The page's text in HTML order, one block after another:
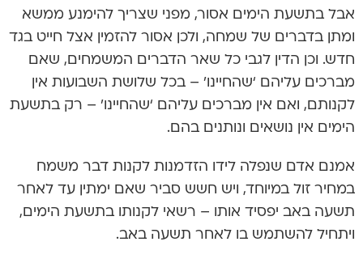
אבל בתשעת הימים אסור, מפני שצריך להימנע ממשא
ומתן בדברים של שמחה, ולכן אסור להזמין אצל חייט בגד
חדש. וכן הדין לגבי כל שאר הדברים המשמחים, שאם
מברכים עליהם ‘שהחיינו’ – בכל שלושת השבועות אין
לקנותם, ואם אין מברכים עליהם ‘שהחיינו’ – רק בתשעת
הימים אין נושאים ונותנים בהם.
אמנם אדם שנפלה לידו הזדמנות לקנות דבר משמח
במחיר זול במיוחד, ויש חשש סביר שאם ימתין עד לאחר
תשעה באב יפסיד אותו – רשאי לקנותו בתשעת הימים,
ויתחיל להשתמש בו לאחר תשעה באב.